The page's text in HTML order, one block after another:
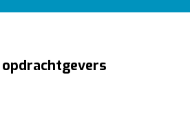
opdrachtgevers